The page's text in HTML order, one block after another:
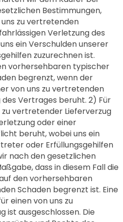
Bestimmungen,
zu vertretenden
Verletzung des
ein Verschulden unserer
zuzurechnen ist.
vorhersehbaren typischer
begrenzt, wenn der
von uns zu vertretenden
Vertrages beruht. 2) Für
zu vertretender Lieferverzug
oder einer
beruht, wobei uns ein
oder Erfüllungsgehilfen
nach den gesetzlichen
dass in diesem Fall die
den vorhersehbaren
Schaden begrenzt ist. Eine
einen von uns zu
ist ausgeschlossen. Die